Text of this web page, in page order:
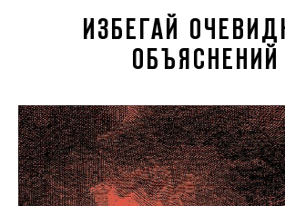
ИЗБЕГАЙ
ОБЪЯСНЕНИЙ